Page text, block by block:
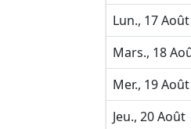
Lun., 17 Août
Mars., 18
Mer., 19 Août
Jeu., 20 Août